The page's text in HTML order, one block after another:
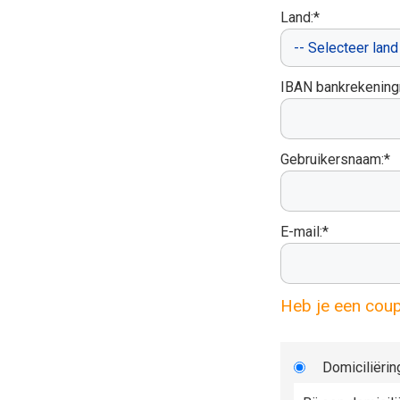
Land:*
IBAN
Gebruikersnaam:*
E-mail:*
Heb je een